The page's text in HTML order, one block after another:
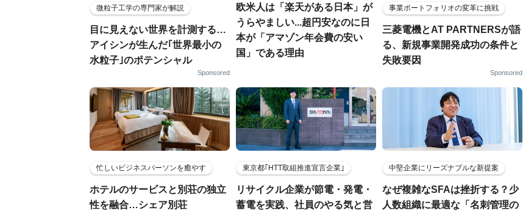
微粒子工学の専門家が解説
目に見えない世界を計測する…
アイシンが生んだ｢世界最小の
水粒子｣のポテンシャル
Sponsored
欧米人は「楽天がある日本」が
うらやましい...超円安なのに日
本が「アマゾン年会費の安い
国」である理由
事業ポートフォリオの変革に挑戦
三菱電機とAT PARTNERSが語
る、新規事業開発成功の条件と
失敗要因
Sponsored
忙しいビジネスパーソンを癒やす
ホテルのサービスと別荘の独立
性を融合…シェア別荘
東京都｢HTT取組推進宣言企業｣
リサイクル企業が節電・発電・
蓄電を実践、社員のやる気と営
中堅企業にリーズナブルな新提案
なぜ複雑なSFAは挫折する？少
人数組織に最適な「名刺管理の